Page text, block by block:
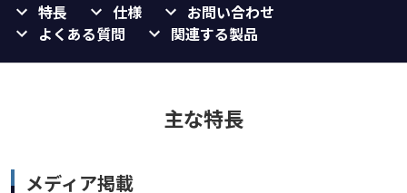
特長 仕様
お問い合わせ
よくある質問
関連する製品
主な特長
メディア掲載